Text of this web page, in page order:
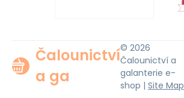
Čalounictví
a ga
© 2026
Čalounictví a
galanterie e-
shop | Site Map